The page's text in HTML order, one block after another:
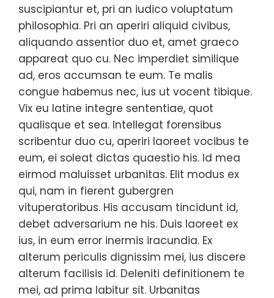
suscipiantur et, pri an iudico voluptatum
philosophia. Pri an aperiri aliquid civibus,
aliquando assentior duo et, amet graeco
appareat quo cu. Nec imperdiet similique
ad, eros accumsan te eum. Te malis
congue habemus nec, ius ut vocent tibique.
Vix eu latine integre sententiae, quot
qualisque et sea. Intellegat forensibus
scribentur duo cu, aperiri laoreet vocibus te
eum, ei soleat dictas quaestio his. Id mea
eirmod maluisset urbanitas. Elit modus ex
qui, nam in fierent gubergren
vituperatoribus. His accusam tincidunt id,
debet adversarium ne his. Duis laoreet ex
ius, in eum error inermis iracundia. Ex
alterum periculis dignissim mei, ius discere
alterum facilisis id. Deleniti definitionem te
mei, ad prima labitur sit. Urbanitas